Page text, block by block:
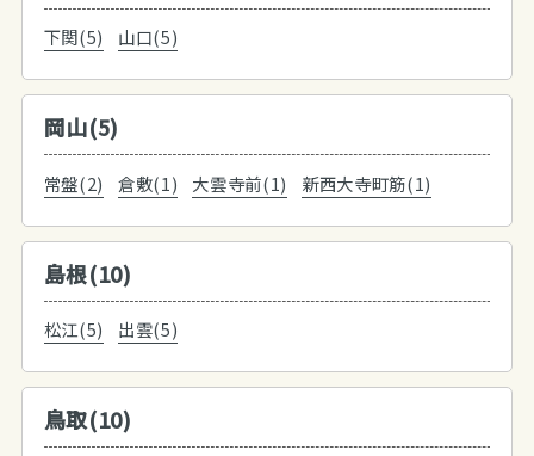
下関(5) 山口(5)
岡山(5)
常盤(2) 倉敷(1) 大雲寺前(1) 新西大寺町筋(1)
島根(10)
松江(5) 出雲(5)
鳥取(10)